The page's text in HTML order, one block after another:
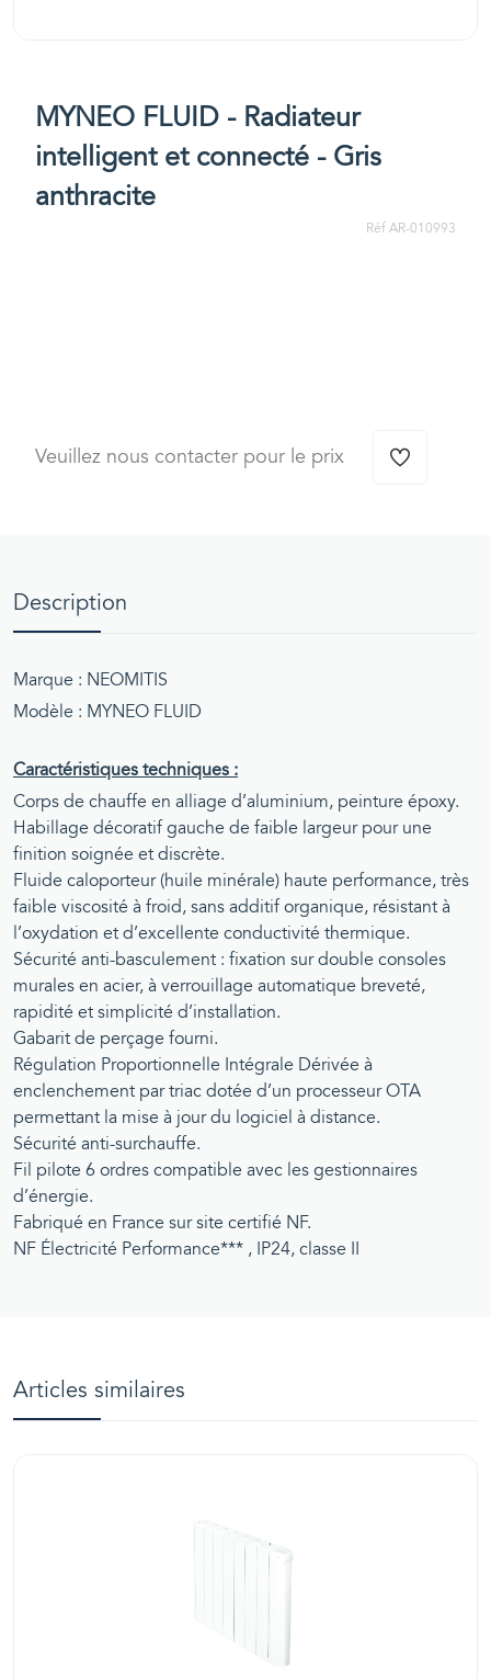
MYNEO FLUID - Radiateur
intelligent et connecté - Gris
anthracite
Réf AR-010993
Veuillez nous contacter pour le prix
Description
Marque : NEOMITIS
Modèle : MYNEO FLUID
Caractéristiques techniques :
Corps de chauffe en alliage d’aluminium, peinture époxy.
Habillage décoratif gauche de faible largeur pour une
finition soignée et discrète.
Fluide caloporteur (huile minérale) haute performance, très
faible viscosité à froid, sans additif organique, résistant à
l’oxydation et d’excellente conductivité thermique.
Sécurité anti-basculement : fixation sur double consoles
murales en acier, à verrouillage automatique breveté,
rapidité et simplicité d’installation.
Gabarit de perçage fourni.
Régulation Proportionnelle Intégrale Dérivée à
enclenchement par triac dotée d’un processeur OTA
permettant la mise à jour du logiciel à distance.
Sécurité anti-surchauffe.
Fil pilote 6 ordres compatible avec les gestionnaires
d’énergie.
Fabriqué en France sur site certifié NF.
NF Électricité Performance*** , IP24, classe II
Articles similaires